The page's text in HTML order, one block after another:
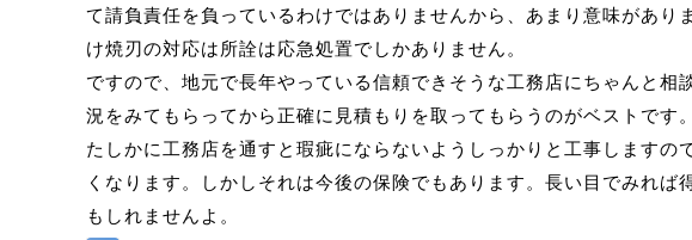
て請負責任を負っているわけではありませんから、あまり意味があり
け焼刃の対応は所詮は応急処置でしかありません。
ですので、地元で長年やっている信頼できそうな工務店にちゃんと相
況をみてもらってから正確に見積もりを取ってもらうのがベストです。
たしかに工務店を通すと瑕疵にならないようしっかりと工事しますの
くなります。しかしそれは今後の保険でもあります。長い目でみれば
もしれませんよ。